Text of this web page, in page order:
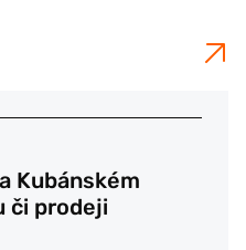
Kubánském
či prodeji